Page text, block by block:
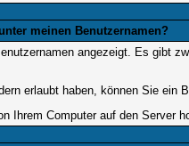
meinen Benutzernamen?
angezeigt. Es gibt
erlaubt haben, können Sie
Ihrem Computer auf den Server